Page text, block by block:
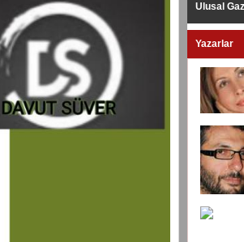
Ulusal
Yazarlar